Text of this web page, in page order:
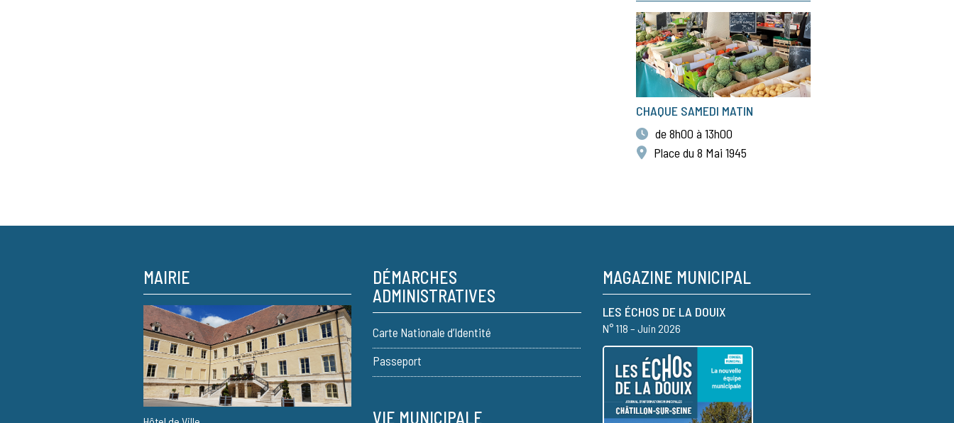
CHAQUE SAMEDI MATIN
de 8h00 à 13h00
Place du 8 Mai 1945
MAIRIE
DÉMARCHES
ADMINISTRATIVES
Carte Nationale d’Identité
Passeport
VIE MUNICIPALE
MAGAZINE MUNICIPAL
LES ÉCHOS DE LA DOUIX
N° 118 – Juin 2026